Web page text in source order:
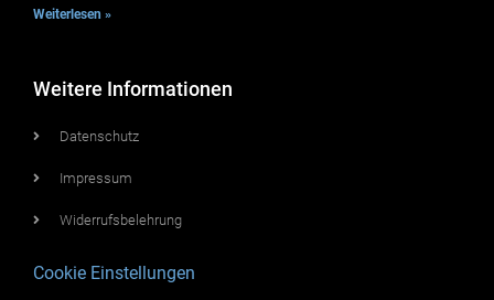
Weiterlesen »
Weitere Informationen
Datenschutz
Impressum
Widerrufsbelehrung
Cookie Einstellungen